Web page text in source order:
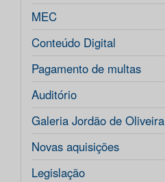
MEC
Conteúdo Digital
Pagamento de multas
Auditório
Galeria Jordão de Oliveira
Novas aquisições
Legislação